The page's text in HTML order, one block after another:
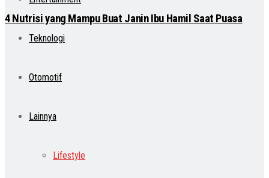
Teknologi
Otomotif
Lainnya
Lifestyle
4 Nutrisi yang Mampu Buat Janin Ibu Hamil Saat Puasa